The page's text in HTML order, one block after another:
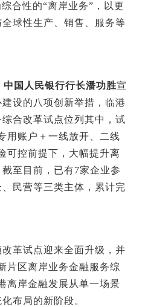
合性的“离岸业务”，以更
球性生产、销售、服务等
中国人民银行行长潘功胜宣
设的八项创新举措，临港
合改革试点位列其中，试
用账户＋一线放开、二线
可控前提下，大幅提升离
至目前，已有7家企业参
民营等三类主体，累计完
革试点迎来全面升级，并
片区离岸业务金融服务综
离岸金融发展从单一场景
布局的新阶段。